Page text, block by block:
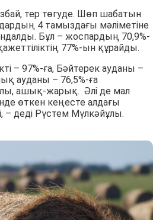
тер төгуде. Шөп шабатын
4 тамыздағы мәліметіне
Бұл – жоспардың 70,9%-
77%-ын құрайды.
– 97%-ға, Бәйтерек ауданы –
ауданы – 76,5%-ға
ашық-жарық. Әлі де мал
өткен кеңесте алдағы
деді Рүстем Мүлкәйұлы.